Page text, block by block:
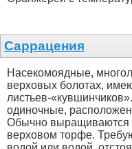
Саррацения
Насекомоядные,
верховых болотах,
листьев-
одиночные,
Обычно выращиваются
верховом торфе.